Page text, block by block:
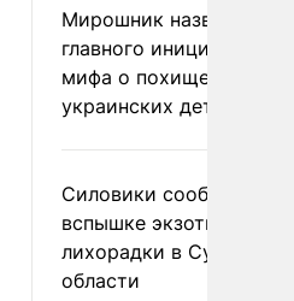
Мирошник назвал
главного инициатора
мифа о похищении
украинских детей
Силовики сообщили о
вспышке экзотической
лихорадки в Сумской
области